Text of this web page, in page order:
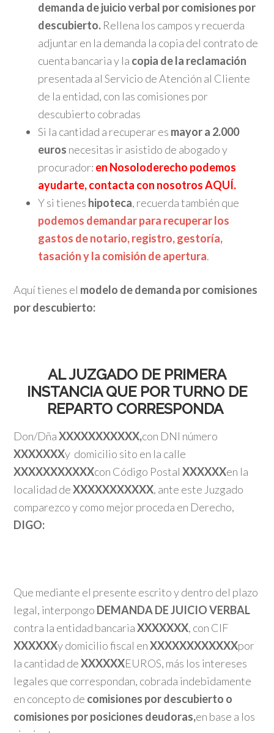
demanda de juicio verbal por comisiones por
descubierto. Rellena los campos y recuerda
adjuntar en la demanda la copia del contrato de
cuenta bancaria y la copia de la reclamación
presentada al Servicio de Atención al Cliente
de la entidad, con las comisiones por
descubierto cobradas
Si la cantidad a recuperar es mayor a 2.000
euros necesitas ir asistido de abogado y
procurador: en Nosoloderecho podemos
ayudarte, contacta con nosotros AQUÍ.
Y si tienes hipoteca, recuerda también que
podemos demandar para recuperar los
gastos de notario, registro, gestoría,
tasación y la comisión de apertura.
Aquí tienes el modelo de demanda por comisiones
por descubierto:
AL JUZGADO DE PRIMERA
INSTANCIA QUE POR TURNO DE
REPARTO CORRESPONDA
Don/DñaXXXXXXXXXXX,con DNI número
XXXXXXXy domicilio sito en la calle
XXXXXXXXXXXcon Código PostalXXXXXXen la
localidad deXXXXXXXXXXX, ante este Juzgado
comparezco y como mejor proceda en Derecho,
DIGO:
Que mediante el presente escrito y dentro del plazo
legal, interpongo DEMANDA DE JUICIO VERBAL
contra la entidad bancariaXXXXXXX, con CIF
XXXXXXy domicilio fiscal enXXXXXXXXXXXXpor
la cantidad deXXXXXXEUROS, más los intereses
legales que correspondan, cobrada indebidamente
en concepto de comisiones por descubierto o
comisiones por posiciones deudoras,en base a los